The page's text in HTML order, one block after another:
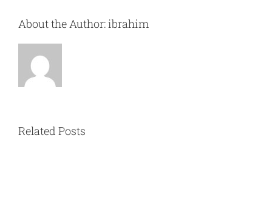
About the Author:ibrahim
Related Posts